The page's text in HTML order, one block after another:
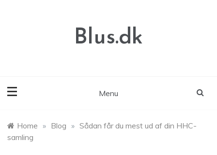
Blus.dk
Menu
Home » Blog » Sådan får du mest ud af din HHC-
samling